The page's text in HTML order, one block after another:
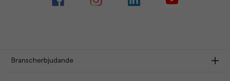
Branscherbjudande